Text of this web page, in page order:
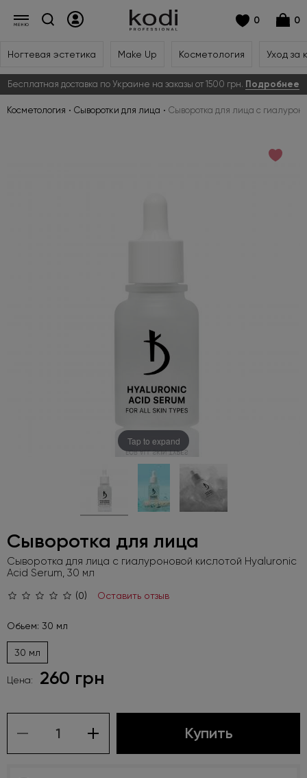
0 0
Ногтевая эстетика Make Up Косметология Уход за
Бесплатная доставка по Украине на заказы от 1500 грн. Подробнее
Косметология Сыворотки для лица Сыворотка для лица с
Tap to expand
Сыворотка для лица
Сыворотка для лица с гиалуроновой кислотой Hyaluronic
Acid Serum, 30 мл
(0) Оставить отзыв
Обьем: 30 мл
30 мл
Цена: 260 грн
Купить